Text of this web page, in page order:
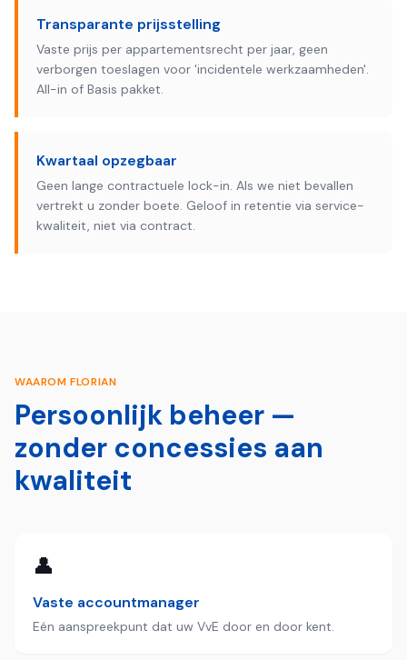
Transparante prijsstelling
Vaste prijs per appartementsrecht per jaar, geen
verborgen toeslagen voor 'incidentele werkzaamheden'.
All-in of Basis pakket.
Kwartaal opzegbaar
Geen lange contractuele lock-in. Als we niet bevallen
vertrekt u zonder boete. Geloof in retentie via service-
kwaliteit, niet via contract.
WAAROM FLORIAN
Persoonlijk beheer —
zonder concessies aan
kwaliteit
👤
Vaste accountmanager
Eén aanspreekpunt dat uw VvE door en door kent.